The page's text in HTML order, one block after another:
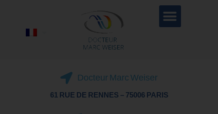
Docteur Marc Weiser
61 RUE DE RENNES – 75006 PARIS